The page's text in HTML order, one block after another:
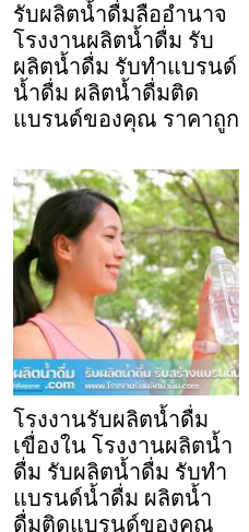
รับผลิตน้ำดื่มลืออำนาจ
โรงงานผลิตน้ำดื่ม รับ
ผลิตน้ำดื่ม รับทำแบรนด์
น้ำดื่ม ผลิตน้ำดื่มติด
แบรนด์ของคุณ ราคาถูก
โรงงานรับผลิตน้ำดื่ม
เขื่องใน โรงงานผลิตน้ำ
ดื่ม รับผลิตน้ำดื่ม รับทำ
แบรนด์น้ำดื่ม ผลิตน้ำ
ดื่มติดแบรนด์ของคุณ